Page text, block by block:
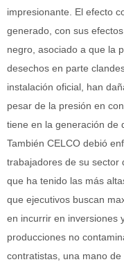
impresionante. El efecto
generado, con sus
negro, asociado a que la
desechos en parte
instalación oficial, han
pesar de la presión en
tiene en la generación de
También CELCO debió
trabajadores de su sector
que ha tenido las más
que ejecutivos buscan
en incurrir en inversiones
producciones no
contratistas, una mano de